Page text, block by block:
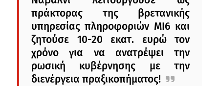
πράκτορας της βρετανικής
υπηρεσίας πληροφοριών MI6 και
ζητούσε 10-20 εκατ. ευρώ τον
χρόνο για να ανατρέψει την
ρωσική κυβέρνησης με την
διενέργεια πραξικοπήματος!